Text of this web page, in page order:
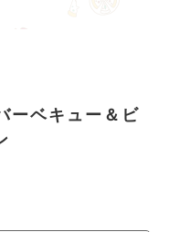
ーベキュー＆ビ